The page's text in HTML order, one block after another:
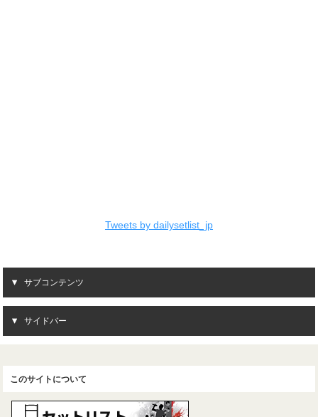
Tweets by dailysetlist_jp
サブコンテンツ
サイドバー
このサイトについて